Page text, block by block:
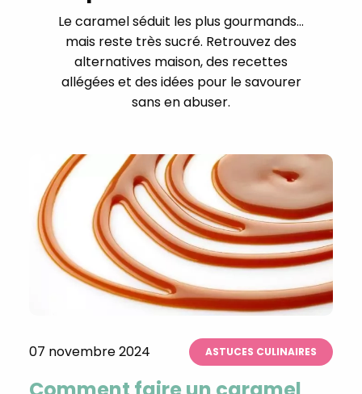
Le caramel séduit les plus gourmands…
mais reste très sucré. Retrouvez des
alternatives maison, des recettes
allégées et des idées pour le savourer
sans en abuser.
07 novembre 2024 ASTUCES CULINAIRES